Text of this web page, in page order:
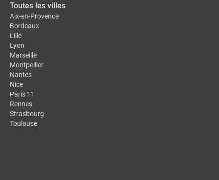
Toutes les villes
Aix-en-Provence
Bordeaux
Lille
Lyon
Marseille
Montpellier
Nantes
Nice
Paris 11
Rennes
Strasbourg
Toulouse